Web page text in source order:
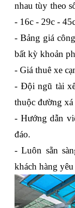
nhau tùy theo
- 16c - 29c -
- Bảng giá
bất kỳ khoản
- Giá thuê xe
- Đội ngũ tài
thuộc đường
- Hướng dẫn
đáo.
- Luôn sẵn
khách hàng yêu